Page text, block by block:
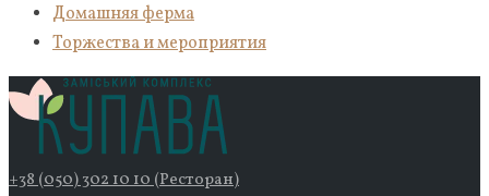
Домашняя ферма
Торжества и мероприятия
+38 (050) 302 10 10 (Ресторан)